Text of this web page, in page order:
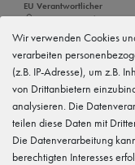
EU Verantwortlicher
tanzmuster GmbH
Gewerbeparkring 2,
service@tanzmuster.de
033606-779250
Hersteller
Gewerbeparkring 2,
service@tanzmuster.de
033606-779250
Wir verwenden Cookies
verarbeiten
(z.B. IP-Adresse), um z.B.
von Drittanbietern
analysieren. Die
teilen diese Daten mit
Die Datenverarbeitung
berechtigten Interesses